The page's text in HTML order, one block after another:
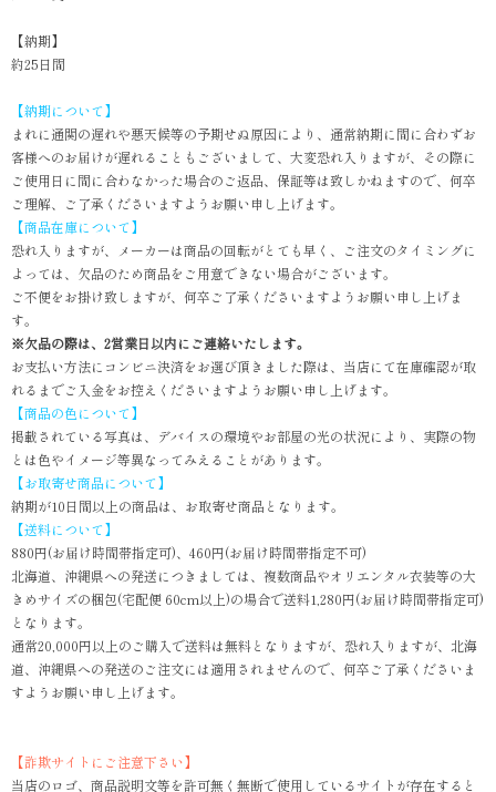
【納期】
約25日間
【納期について】
まれに通関の遅れや悪天候等の予期せぬ原因により、通常納期に間に合わずお
客様へのお届けが遅れることもございまして、大変恐れ入りますが、その際に
ご使用日に間に合わなかった場合のご返品、保証等は致しかねますので、何卒
ご理解、ご了承くださいますようお願い申し上げます。
【商品在庫について】
恐れ入りますが、メーカーは商品の回転がとても早く、ご注文のタイミングに
よっては、欠品のため商品をご用意できない場合がございます。
ご不便をお掛け致しますが、何卒ご了承くださいますようお願い申し上げま
す。
※欠品の際は、2営業日以内にご連絡いたします。
お支払い方法にコンビニ決済をお選び頂きました際は、当店にて在庫確認が取
れるまでご入金をお控えくださいますようお願い申し上げます。
【商品の色について】
掲載されている写真は、デバイスの環境やお部屋の光の状況により、実際の物
とは色やイメージ等異なってみえることがあります。
【お取寄せ商品について】
納期が10日間以上の商品は、お取寄せ商品となります。
【送料について】
880円(お届け時間帯指定可)、460円(お届け時間帯指定不可)
北海道、沖縄県への発送につきましては、複数商品やオリエンタル衣装等の大
きめサイズの梱包(宅配便 60cm以上)の場合で送料1,280円(お届け時間帯指定可)
となります。
通常20,000円以上のご購入で送料は無料となりますが、恐れ入りますが、北海
道、沖縄県への発送のご注文には適用されませんので、何卒ご了承くださいま
すようお願い申し上げます。
【詐欺サイトにご注意下さい】
当店のロゴ、商品説明文等を許可無く無断で使用しているサイトが存在すると